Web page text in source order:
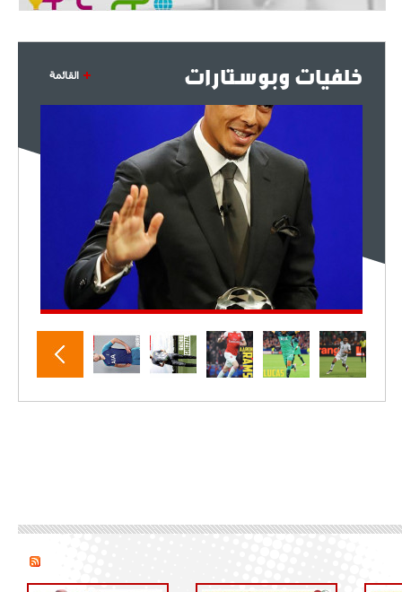
خلفيات وبوستارات القائمة